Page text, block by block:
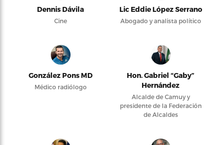
Dennis Dávila
Cine
Lic Eddie López Serrano
Abogado y analista político
González Pons MD
Médico radiólogo
Hon. Gabriel “Gaby”
Hernández
Alcalde de Camuy y
presidente de la Federación
de Alcaldes